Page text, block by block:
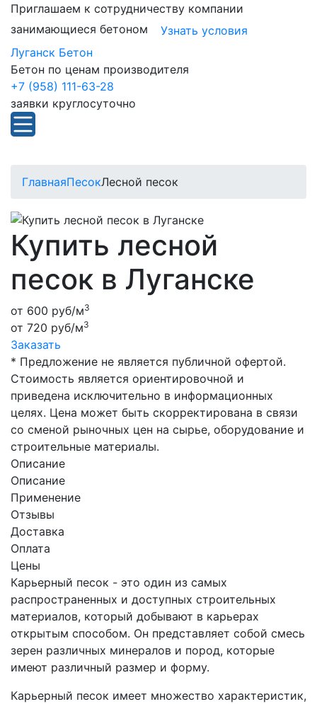
Приглашаем к сотрудничеству компании
занимающиеся бетоном
Узнать условия
Луганск Бетон
Бетон по ценам производителя
+7 (958) 111-63-28
заявки круглосуточно
ГлавнаяПесокЛесной песок
Купить лесной
песок в Луганске
от 600 руб/м3
от 720 руб/м3
Заказать
* Предложение не является публичной офертой.
Стоимость является ориентировочной и
приведена исключительно в информационных
целях. Цена может быть скорректирована в связи
со сменой рыночных цен на сырье, оборудование и
строительные материалы.
Описание
Описание
Применение
Отзывы
Доставка
Оплата
Цены
Карьерный песок - это один из самых
распространенных и доступных строительных
материалов, который добывают в карьерах
открытым способом. Он представляет собой смесь
зерен различных минералов и пород, которые
имеют различный размер и форму.
Карьерный песок имеет множество характеристик,